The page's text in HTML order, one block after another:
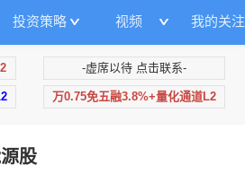
投资策略 视频 我的关注
-虚席以待 点击联系-
万0.75免五融3.8%+量化通道L2
股